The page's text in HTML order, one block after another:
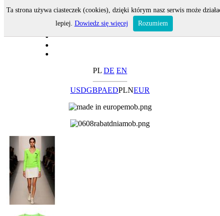
PL DE EN
USDGBPAEDPLNEUR
Ta strona używa ciasteczek (cookies), dzięki którym nasz serwis może
lepiej. Dowiedz się więcej Rozumiem